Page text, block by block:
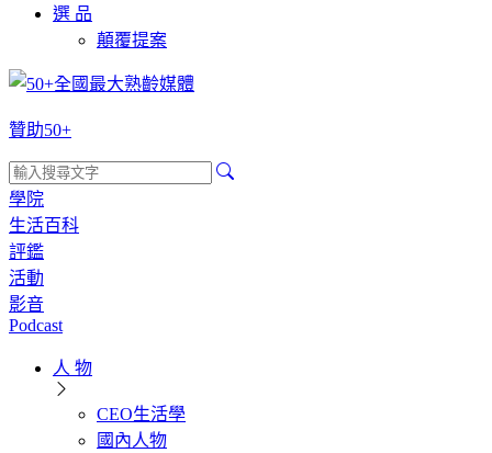
選 品
顛覆提案
贊助50+
學院
生活百科
評鑑
活動
影音
Podcast
人 物
CEO生活學
國內人物